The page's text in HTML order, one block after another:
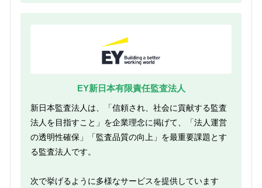
EY新日本有限責任監査法人
新日本監査法人は、「信頼され、社会に貢献する監査
法人を目指すこと」を企業理念に掲げて、「法人運営
の透明性確保」「監査品質の向上」を最重要課題とす
る監査法人です。
次で挙げるように多様なサービスを提供しています